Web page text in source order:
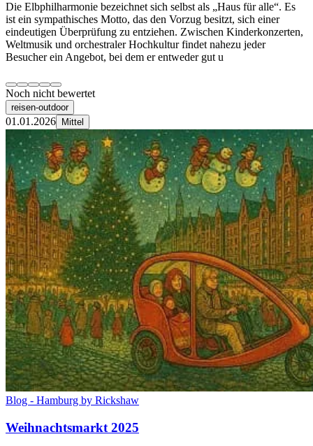
Die Elbphilharmonie bezeichnet sich selbst als „Haus für alle“. Es
ist ein sympathisches Motto, das den Vorzug besitzt, sich einer
eindeutigen Überprüfung zu entziehen. Zwischen Kinderkonzerten,
Weltmusik und orchestraler Hochkultur findet nahezu jeder
Besucher ein Angebot, bei dem er entweder gut u
Noch nicht bewertet
reisen-outdoor
01.01.2026 Mittel
Blog - Hamburg by Rickshaw
Weihnachtsmarkt 2025